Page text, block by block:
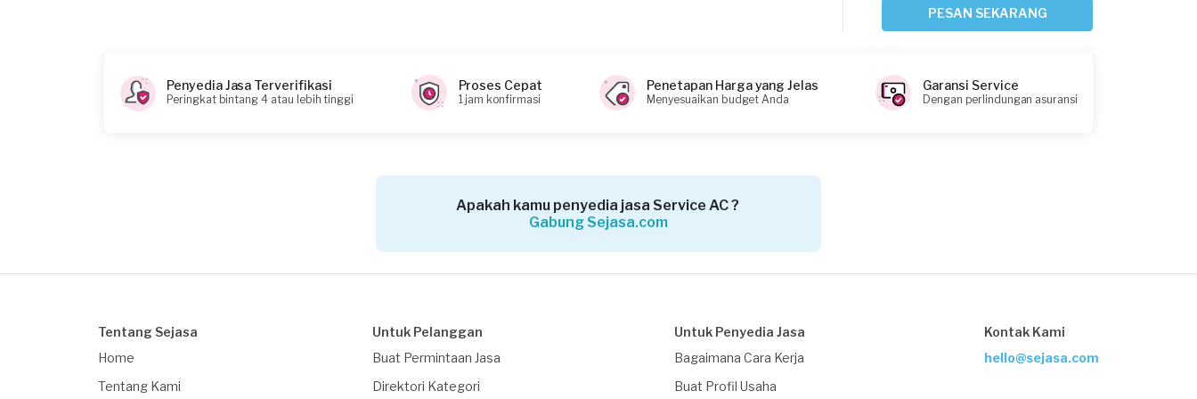
Bekasi Kota, Jawa Barat
Request Fulfilled
Asep requested Service AC
PESAN SEKARANG
Penyedia Jasa Terverifikasi
Peringkat bintang 4 atau lebih tinggi
Proses Cepat
1 jam konfirmasi
Penetapan Harga yang Jelas
Menyesuaikan budget Anda
Garansi Service
Dengan perlindungan asuransi
Apakah kamu penyedia jasa Service AC ?
Gabung Sejasa.com
Tentang Sejasa
Home
Tentang Kami
Untuk Pelanggan
Buat Permintaan Jasa
Direktori Kategori
Untuk Penyedia Jasa
Bagaimana Cara Kerja
Buat Profil Usaha
Kontak Kami
hello@sejasa.com